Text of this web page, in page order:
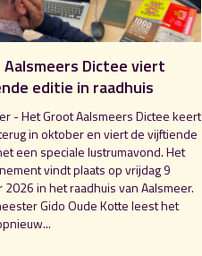
Dictee viert
editie in raadhuis
- Het Groot Aalsmeers Dictee keert
in oktober en viert de vijftiende
een speciale lustrumavond. Het
vindt plaats op vrijdag 9
in het raadhuis van Aalsmeer.
Gido Oude Kotte leest het